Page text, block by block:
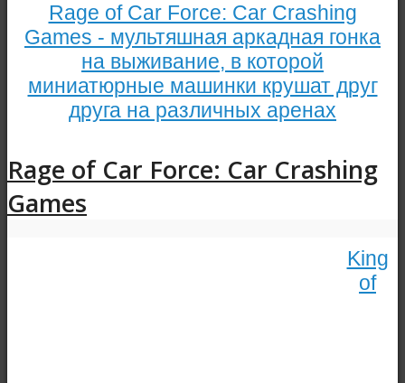
Rage of Car Force: Car Crashing
Games - мультяшная аркадная гонка
на выживание, в которой
миниатюрные машинки крушат друг
друга на различных аренах
Rage of Car Force: Car Crashing
Games
King
of